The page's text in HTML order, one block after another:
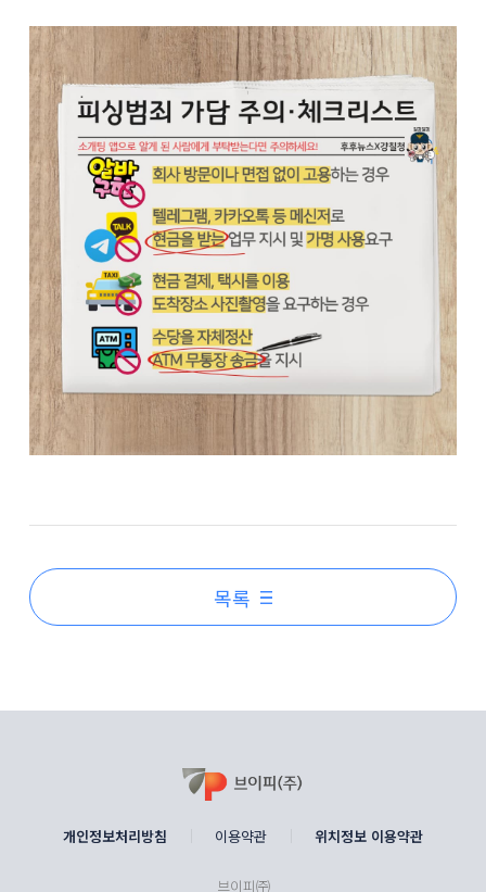
목록
개인정보처리방침 이용약관 위치정보 이용약관
브이피㈜